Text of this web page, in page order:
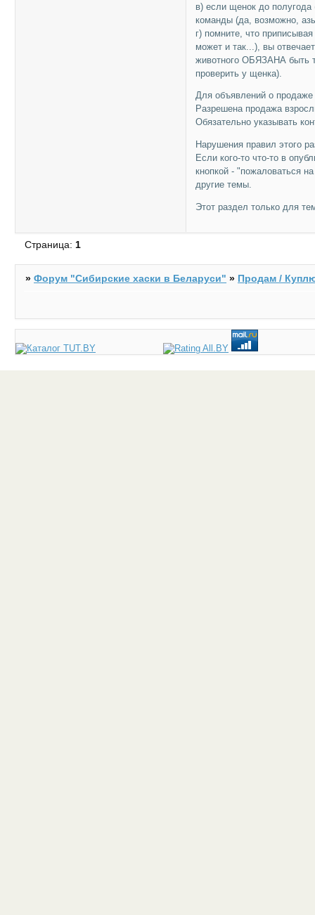
в) если щенок до полугода
команды (да, возможно,
г) помните, что
может и так...), вы
животного ОБЯЗАНА быть
проверить у щенка).
Для объявлений о продаже
Разрешена продажа
Обязательно указывать
Нарушения правил этого
Если кого-то что-то в
кнопкой - "пожаловаться
другие темы.
Этот раздел только для
Страница: 1
»Форум "Cибирские хаски в Беларуси" » Продам /